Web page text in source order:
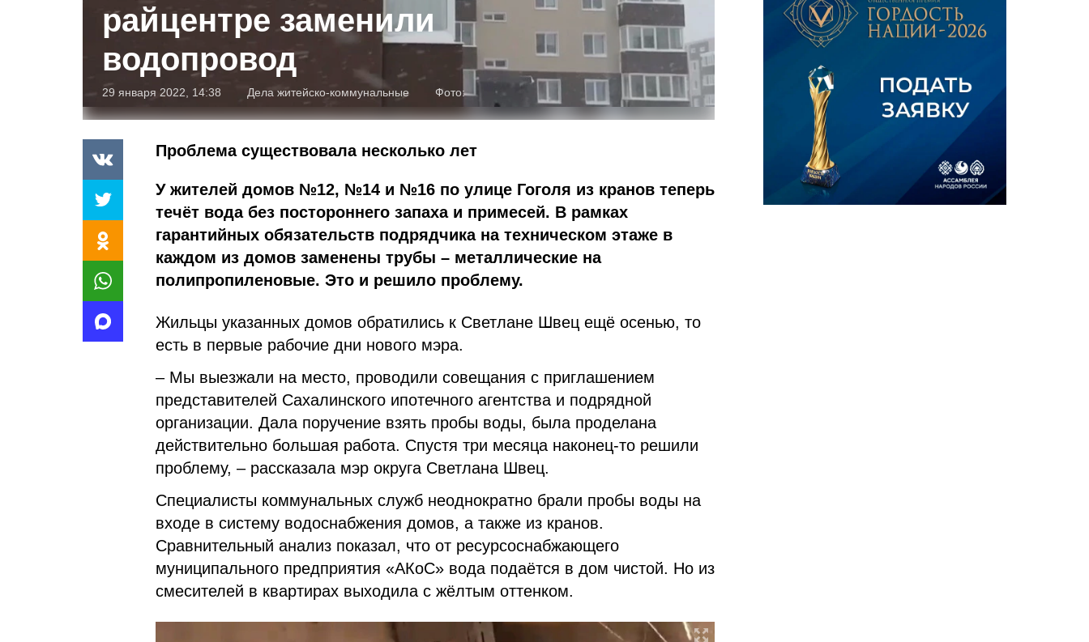
райцентре заменили
водопровод
29 января 2022, 14:38 Дела житейско-коммунальные Фото:
Проблема существовала несколько лет
У жителей домов №12, №14 и №16 по улице Гоголя из кранов теперь
течёт вода без постороннего запаха и примесей. В рамках
гарантийных обязательств подрядчика на техническом этаже в
каждом из домов заменены трубы – металлические на
полипропиленовые. Это и решило проблему.
Жильцы указанных домов обратились к Светлане Швец ещё осенью, то
есть в первые рабочие дни нового мэра.
– Мы выезжали на место, проводили совещания с приглашением
представителей Сахалинского ипотечного агентства и подрядной
организации. Дала поручение взять пробы воды, была проделана
действительно большая работа. Спустя три месяца наконец-то решили
проблему, – рассказала мэр округа Светлана Швец.
Специалисты коммунальных служб неоднократно брали пробы воды на
входе в систему водоснабжения домов, а также из кранов.
Сравнительный анализ показал, что от ресурсоснабжающего
муниципального предприятия «АКоС» вода подаётся в дом чистой. Но из
смесителей в квартирах выходила с жёлтым оттенком.